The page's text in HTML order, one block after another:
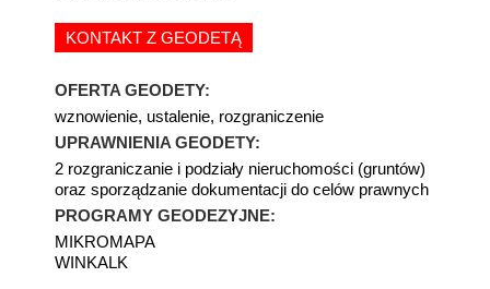
KONTAKT Z GEODETĄ
OFERTA GEODETY:
wznowienie, ustalenie, rozgraniczenie
UPRAWNIENIA GEODETY:
2 rozgraniczanie i podziały nieruchomości (gruntów)
oraz sporządzanie dokumentacji do celów prawnych
PROGRAMY GEODEZYJNE:
MIKROMAPA
WINKALK